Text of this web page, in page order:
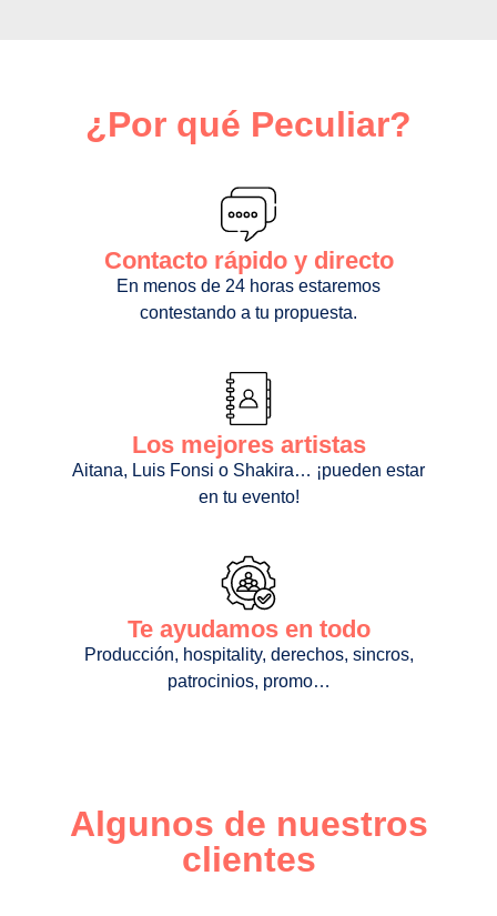
¿Por qué Peculiar?
Contacto rápido y directo
En menos de 24 horas estaremos
contestando a tu propuesta.
Los mejores artistas
Aitana, Luis Fonsi o Shakira… ¡pueden estar
en tu evento!
Te ayudamos en todo
Producción, hospitality, derechos, sincros,
patrocinios, promo…
Algunos de nuestros
clientes